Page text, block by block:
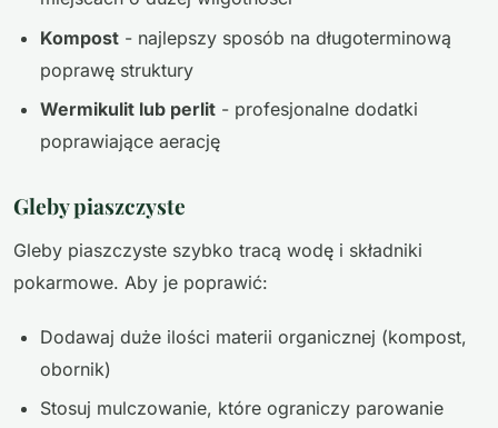
Kompost - najlepszy sposób na długoterminową
poprawę struktury
Wermikulit lub perlit - profesjonalne dodatki
poprawiające aerację
Gleby piaszczyste
Gleby piaszczyste szybko tracą wodę i składniki
pokarmowe. Aby je poprawić:
Dodawaj duże ilości materii organicznej (kompost,
obornik)
Stosuj mulczowanie, które ograniczy parowanie